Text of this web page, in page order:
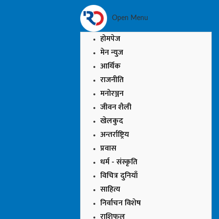
Open Menu
होमपेज
मेन न्युज
आर्थिक
राजनीति
मनोरञ्जन
जीवन शैली
खेलकुद
अन्तर्राष्ट्रिय
प्रवास
धर्म - संस्कृति
विचित्र दुनियाँ
साहित्य
निर्वाचन विशेष